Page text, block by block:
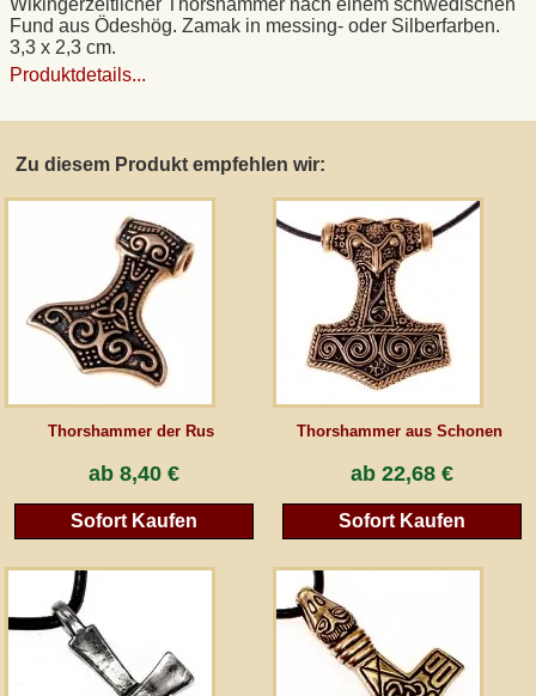
Wikingerzeitlicher Thorshammer nach einem schwedischen
Fund aus Ödeshög. Zamak in messing- oder Silberfarben.
3,3 x 2,3 cm.
Produktdetails...
Zu diesem Produkt empfehlen wir:
Thorshammer der Rus
ab 8,40 €
Sofort Kaufen
Thorshammer aus Schonen
ab 22,68 €
Sofort Kaufen
Datenschutz
Widerrufsrecht
Anfertigung von Museumsrepliken
Mittelalter-Großhandel
Gästebuch
Newsletter
Vertrag wiederrufen
*Alle Preise inkl. MwSt., inkl. Verpackungskosten, zggl. Versandkosten und zzgl.
eventueller Zölle (bei Nicht-EU-Ländern). Durchgestrichene Preise entsprechen dem
bisherigen Preis bei peraperis.com.
Zur klassischen Website